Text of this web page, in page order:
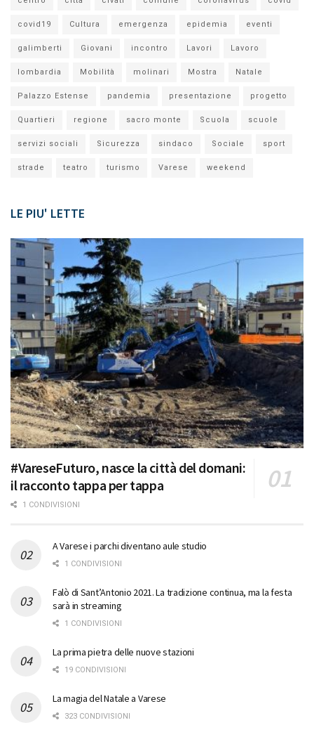
covid19 Cultura emergenza epidemia eventi
galimberti Giovani incontro Lavori Lavoro
lombardia Mobilità molinari Mostra Natale
Palazzo Estense pandemia presentazione progetto
Quartieri regione sacro monte Scuola scuole
servizi sociali Sicurezza sindaco Sociale sport
strade teatro turismo Varese weekend
LE PIU' LETTE
#VareseFuturo, nasce la città del domani:
il racconto tappa per tappa
1 CONDIVISIONI
A Varese i parchi diventano aule studio
1 CONDIVISIONI
Falò di Sant’Antonio 2021. La tradizione continua, ma la festa
sarà in streaming
1 CONDIVISIONI
La prima pietra delle nuove stazioni
19 CONDIVISIONI
La magia del Natale a Varese
323 CONDIVISIONI